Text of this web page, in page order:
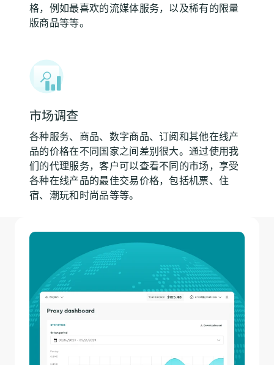
格，例如最喜欢的流媒体服务，以及稀有的限量
版商品等等。
市场调查
各种服务、商品、数字商品、订阅和其他在线产
品的价格在不同国家之间差别很大。通过使用我
们的代理服务，客户可以查看不同的市场，享受
各种在线产品的最佳交易价格，包括机票、住
宿、潮玩和时尚品等等。